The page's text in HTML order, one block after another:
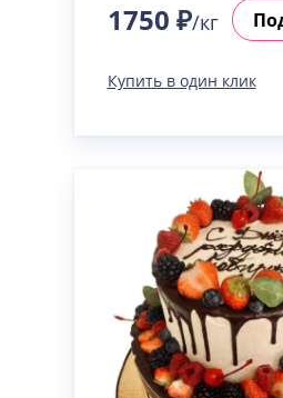
1750 ₽/кг
Купить в один клик